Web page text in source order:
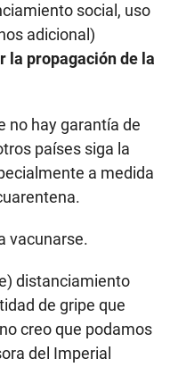
social, uso
adicional)
la propagación de la
no hay garantía de
países siga la
a medida
vacunarse.
distanciamiento
de gripe que
creo que podamos
del Imperial